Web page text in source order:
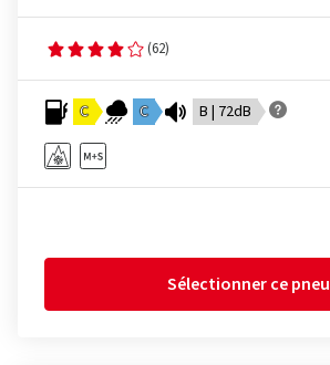
(62)
C C B | 72dB
Sélectionner ce pneu